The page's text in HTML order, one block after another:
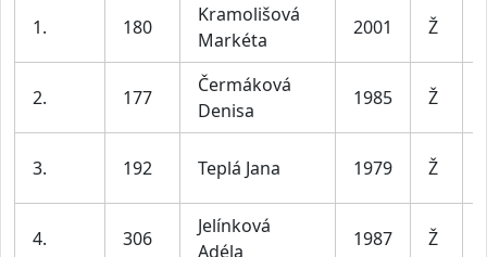
1. 180
Kramolišová
Markéta
2001 Ž
2. 177
Čermáková
Denisa
1985 Ž
3. 192 Teplá Jana 1979 Ž
4. 306
Jelínková
Adéla
1987 Ž